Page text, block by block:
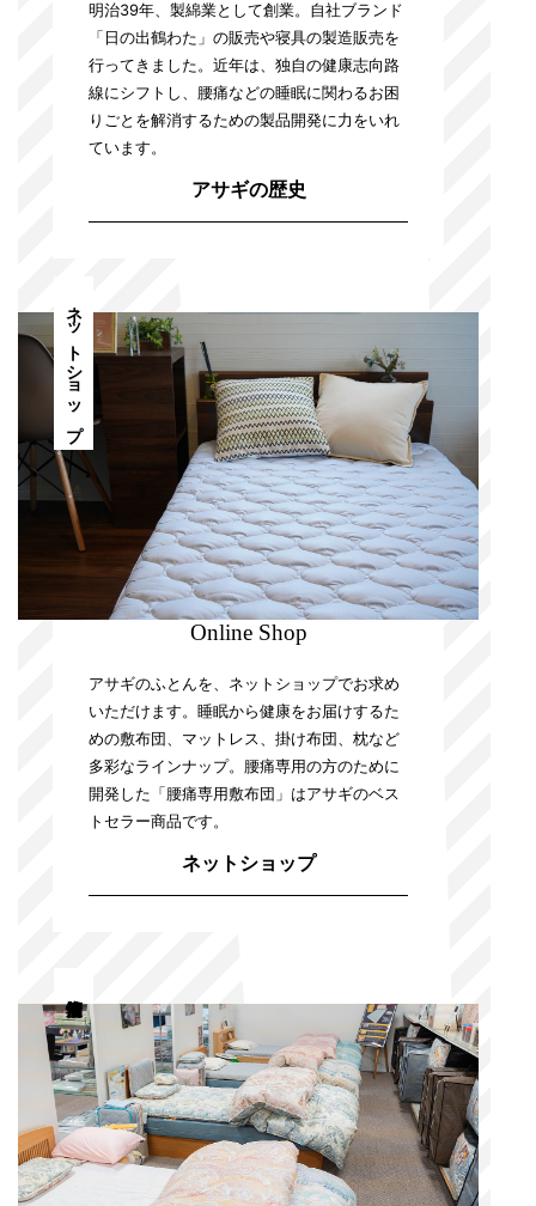
明治39年、製綿業として創業。自社ブランド
「日の出鶴わた」の販売や寝具の製造販売を
行ってきました。近年は、独自の健康志向路
線にシフトし、腰痛などの睡眠に関わるお困
りごとを解消するための製品開発に力をいれ
ています。
アサギの歴史
ネットショップ
Online Shop
アサギのふとんを、ネットショップでお求め
いただけます。睡眠から健康をお届けするた
めの敷布団、マットレス、掛け布団、枕など
多彩なラインナップ。腰痛専用の方のために
開発した「腰痛専用敷布団」はアサギのベス
トセラー商品です。
ネットショップ